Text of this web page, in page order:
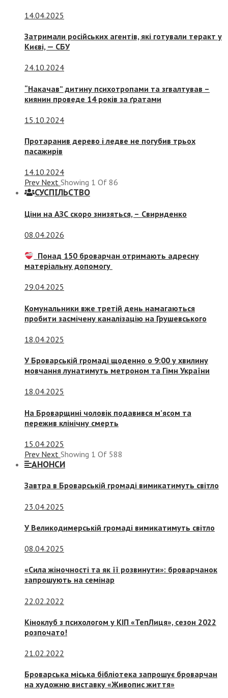
14.04.2025
Затримали російських агентів, які готували теракт у
Києві, — СБУ
24.10.2024
“Накачав” дитину психотропами та згвалтував –
киянин проведе 14 років за ґратами
15.10.2024
Протаранив дерево і ледве не погубив трьох
пасажирів
14.10.2024
Prev Next Showing 1 Of 86
СУСПIЛЬСТВО
Ціни на АЗС скоро знизяться, – Свириденко
08.04.2026
Понад 150 броварчан отримають адресну
матеріальну допомогу
29.04.2025
Комунальники вже третій день намагаються
пробити засмічену каналізацію на Грушевського
18.04.2025
У Броварській громаді щоденно о 9:00 у хвилину
мовчання лунатимуть метроном та Гімн України
18.04.2025
На Броварщині чоловік подавився м’ясом та
пережив клінічну смерть
15.04.2025
Prev Next Showing 1 Of 588
АНОНСИ
Завтра в Броварській громаді вимикатимуть світло
23.04.2025
У Великодимерській громаді вимикатимуть світло
08.04.2025
«Сила жіночності та як її розвинути»: броварчанок
запрошують на семінар
22.02.2022
Кіноклуб з психологом у КІП «ТепЛиця», сезон 2022
розпочато!
21.02.2022
Броварська міська бібліотека запрошує броварчан
на художню виставку «Живопис життя»